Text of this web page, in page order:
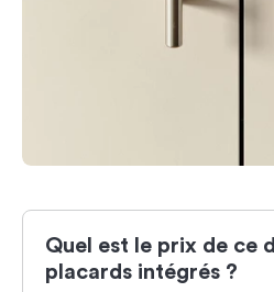
Quel est le prix de ce
placards intégrés ?